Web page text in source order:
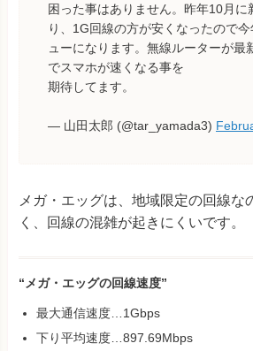
困った事はありません。昨年10月に
り、1G回線の方が安くなったので
ューになります。無線ルーターが最
でスマホが速くなる事を
期待してます。
— 山田太郎 (@tar_yamada3)
メガ・エッグは、地域限定の回線な
く、回線の混雑が起きにくいです。
“メガ・エッグの回線速度”
最大通信速度…1Gbps
下り平均速度…897.69Mbps